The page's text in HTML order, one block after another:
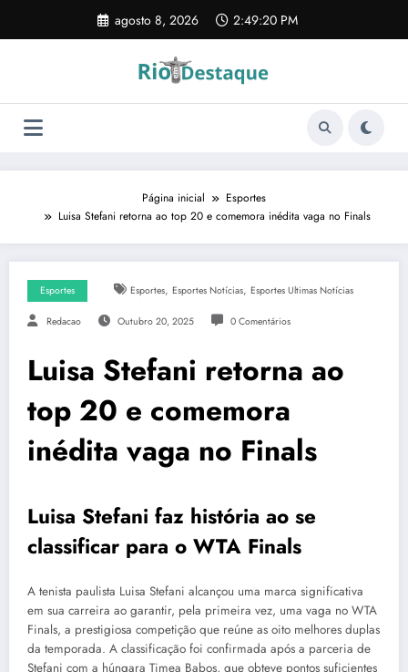
o
agosto 8, 2026 2:49:21 PM
Página inicial
Esportes
Luisa Stefani retorna ao top 20 e comemora inédita vaga no Finals
Esportes Esportes, Esportes Notícias, Esportes Ultimas Notícias
Redacao Outubro 20, 2025 0 Comentários
Luisa Stefani retorna ao
top 20 e comemora
inédita vaga no Finals
Luisa Stefani faz história ao se
classificar para o WTA Finals
A tenista paulista Luisa Stefani alcançou uma marca significativa
em sua carreira ao garantir, pela primeira vez, uma vaga no WTA
Finals, a prestigiosa competição que reúne as oito melhores duplas
da temporada. A classificação foi confirmada após a parceria de
Stefani com a húngara Timea Babos, que obteve pontos suficientes